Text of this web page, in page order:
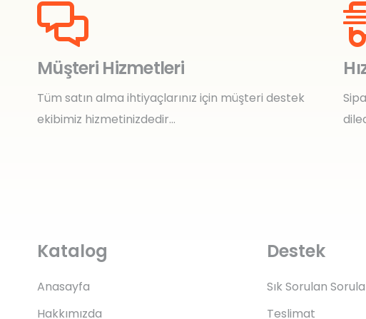
Müşteri Hizmetleri
Tüm satın alma ihtiyaçlarınız için müşteri destek
ekibimiz hizmetinizdedir…
Katalog
Anasayfa
Hakkımızda
Destek
Sık Sorulan
Teslimat